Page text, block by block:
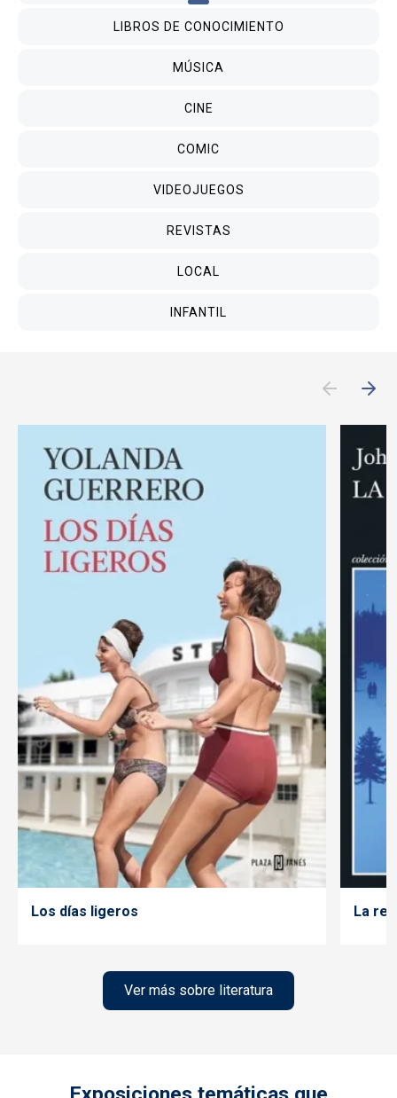
LIBROS DE CONOCIMIENTO
MÚSICA
CINE
COMIC
VIDEOJUEGOS
REVISTAS
LOCAL
INFANTIL
Los días ligeros La
Ver más sobre literatura